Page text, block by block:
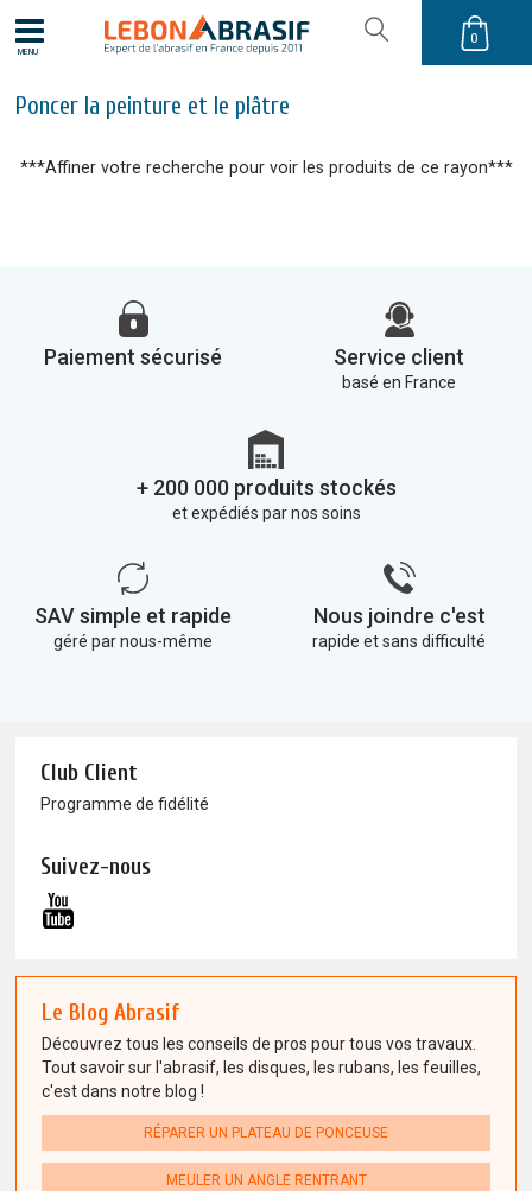
MENU
0
Poncer la peinture et le plâtre
***Affiner votre recherche pour voir les produits de ce rayon***
Paiement sécurisé Service client
basé en France
+ 200 000 produits stockés
et expédiés par nos soins
SAV simple et rapide
géré par nous-même
Nous joindre c'est
rapide et sans difficulté
Club Client
Programme de fidélité
Suivez-nous
Le Blog Abrasif
Découvrez tous les conseils de pros pour tous vos travaux.
Tout savoir sur l'abrasif, les disques, les rubans, les feuilles,
c'est dans notre blog !
RÉPARER UN PLATEAU DE PONCEUSE
MEULER UN ANGLE RENTRANT